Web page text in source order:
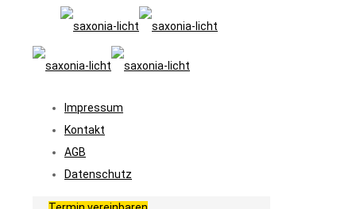
Impressum
Kontakt
AGB
Datenschutz